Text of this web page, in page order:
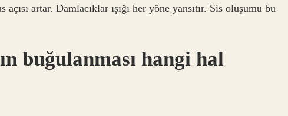
artar. Damlacıklar ışığı her yöne yansıtır. Sis oluşumu bu
buğulanması hangi hal